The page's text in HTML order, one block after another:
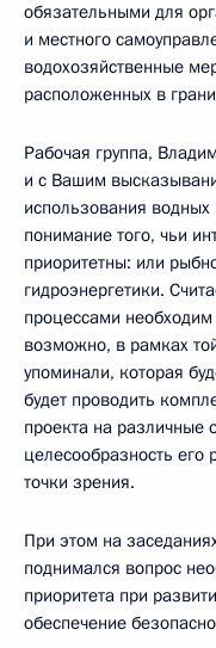
обязательными для
и местного
водохозяйственные
расположенных в
Рабочая группа,
и с Вашим
использования водных
понимание того, чьи
приоритетны: или
гидроэнергетики.
процессами
возможно, в рамках
упоминали, которая
будет проводить
проекта на различные
целесообразность его
точки зрения.
При этом на
поднимался вопрос
приоритета при
обеспечение